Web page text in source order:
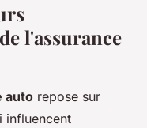
l'assurance
auto repose sur
influencent